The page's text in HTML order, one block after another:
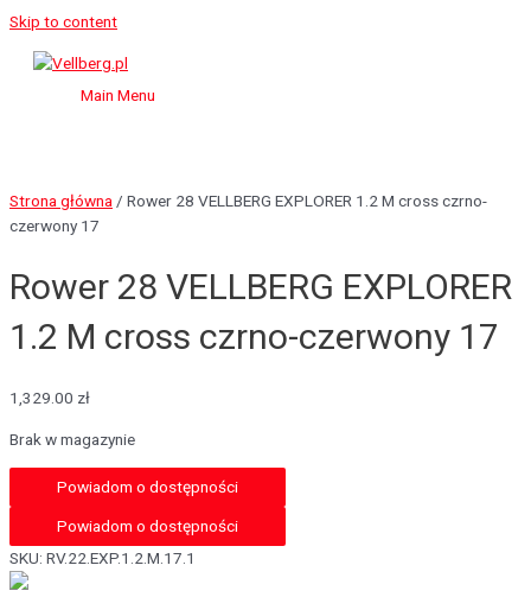
Skip to content
Main Menu
Strona główna / Rower 28 VELLBERG EXPLORER 1.2 M cross czrno-
czerwony 17
Rower 28 VELLBERG EXPLORER
1.2 M cross czrno-czerwony 17
1,329.00 zł
Brak w magazynie
Powiadom o dostępności
SKU: RV.22.EXP.1.2.M.17.1